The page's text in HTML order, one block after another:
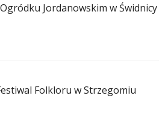
Jordanowskim w Świdnicy
Folkloru w Strzegomiu